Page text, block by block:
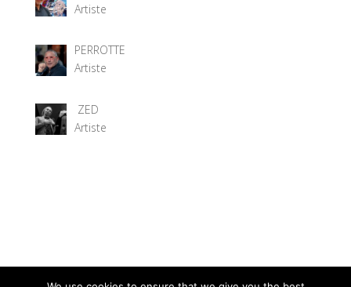
Artiste
PERROTTE
Artiste
ZED
Artiste